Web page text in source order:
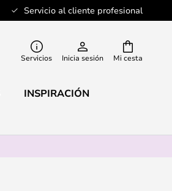
Servicio al cliente profesional
Mi cesta
Servicios Inicia sesión
INSPIRACIÓN